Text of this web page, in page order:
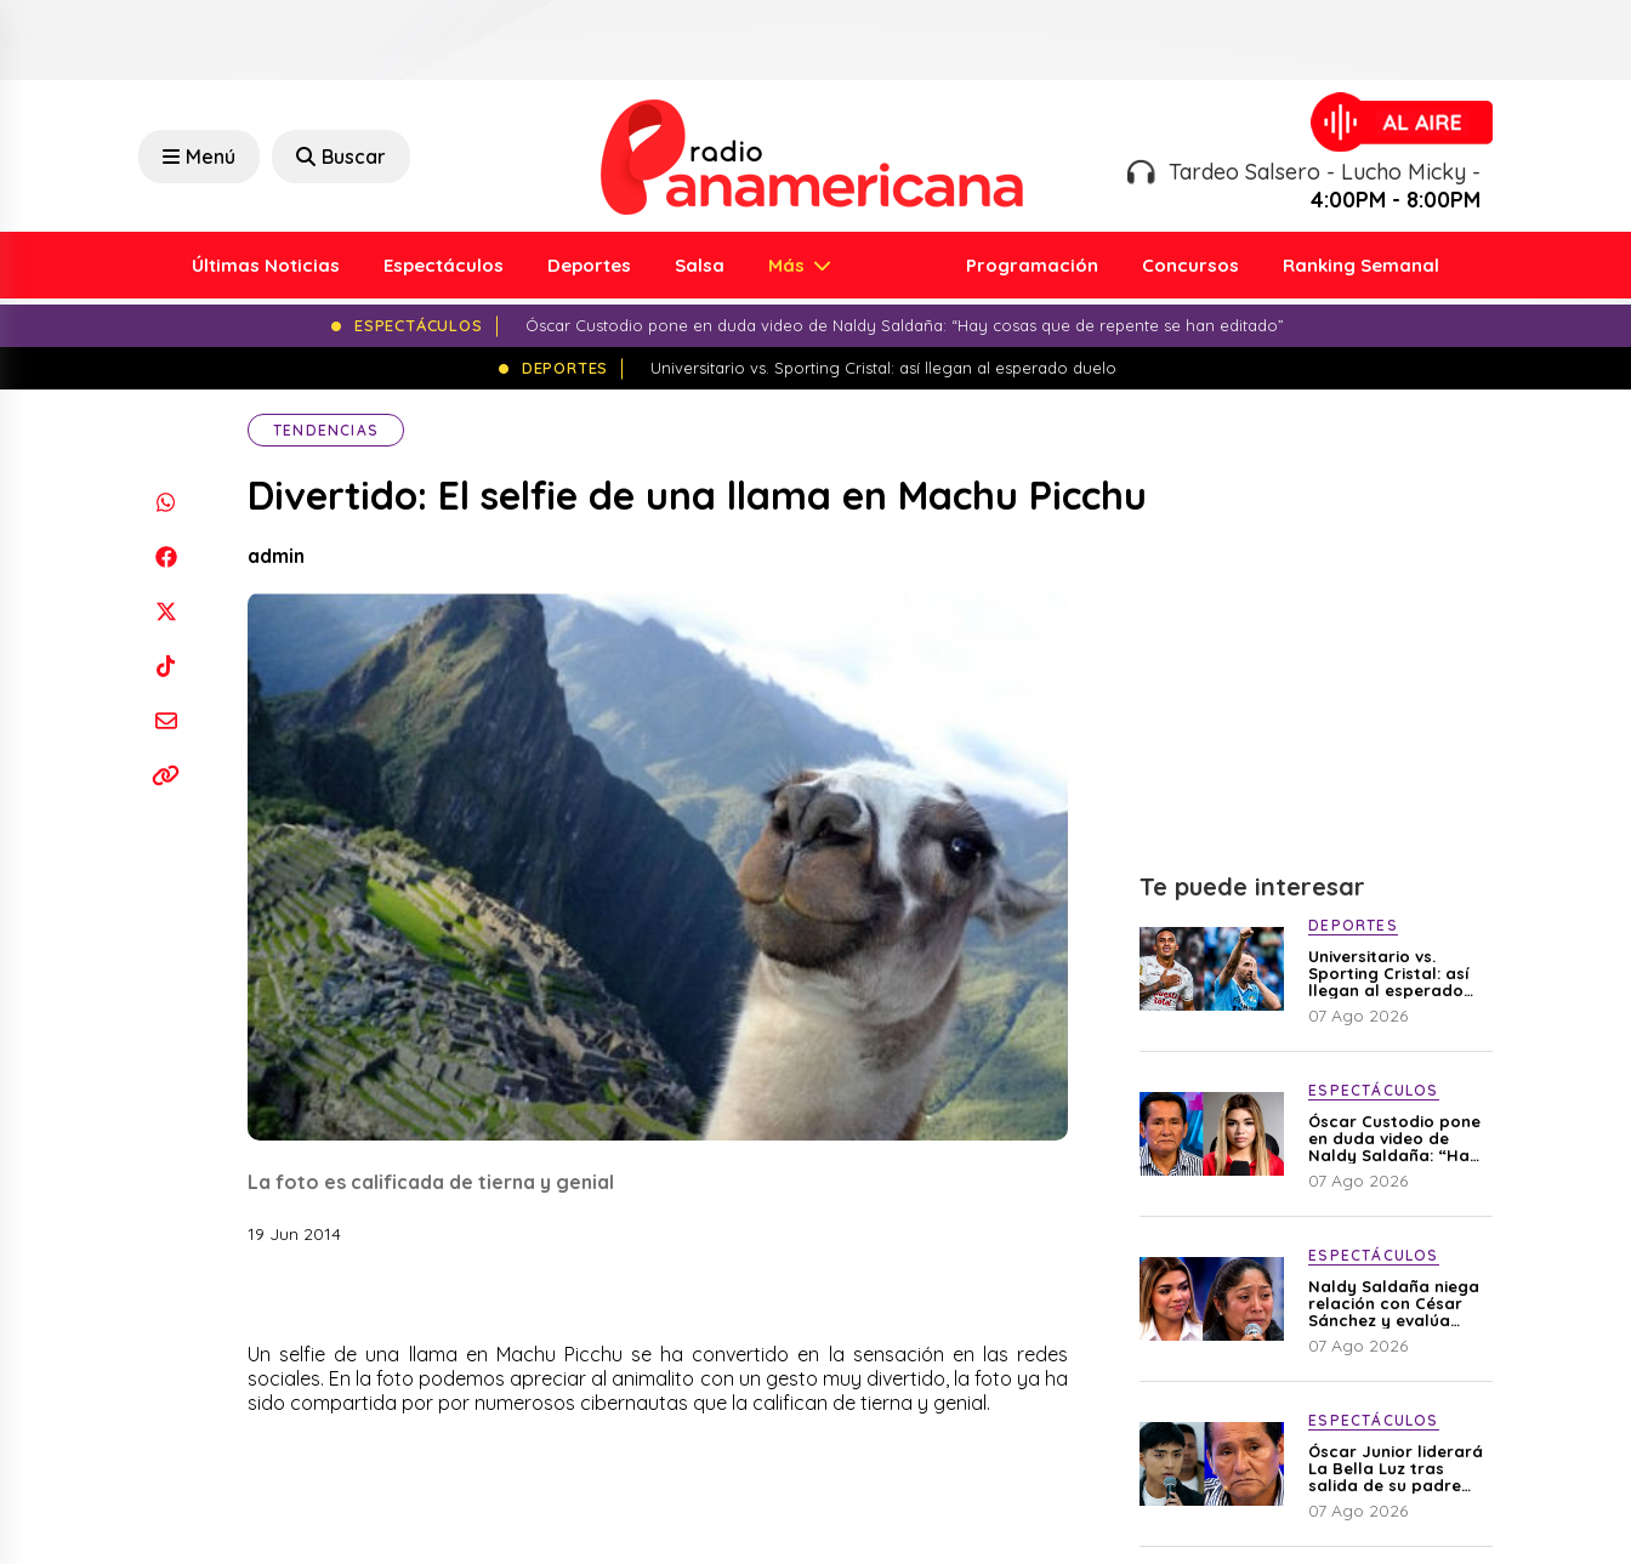
Menú Buscar
Tardeo Salsero - Lucho Micky -
4:00PM - 8:00PM
Últimas Noticias Espectáculos Deportes Salsa Más Programación Concursos Ranking Semanal
ESPECTÁCULOS Óscar Custodio pone en duda video de Naldy Saldaña: “Hay cosas que de repente se han editado”
DEPORTES Universitario vs. Sporting Cristal: así llegan al esperado duelo
TENDENCIAS
Divertido: El selfie de una llama en Machu Picchu
admin
La foto es calificada de tierna y genial
19 Jun 2014
Un selfie de una llama en Machu Picchu se ha convertido en la sensación en las redes
sociales. En la foto podemos apreciar al animalito con un gesto muy divertido, la foto ya ha
sido compartida por por numerosos cibernautas que la califican de tierna y genial.
Te puede interesar
DEPORTES
Universitario vs.
Sporting Cristal: así
llegan al esperado
duelo
07 Ago 2026
ESPECTÁCULOS
Óscar Custodio pone
en duda video de
Naldy Saldaña: “Hay
cosas que de repente
se han editado”
07 Ago 2026
ESPECTÁCULOS
Naldy Saldaña niega
relación con César
Sánchez y evalúa
denunciar a su
esposa: “Es una
07 Ago 2026
ESPECTÁCULOS
Óscar Junior liderará
La Bella Luz tras
salida de su padre
por polémica con
Naldy Saldaña
07 Ago 2026